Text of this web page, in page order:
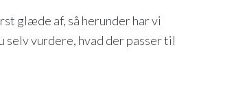
glæde af, så herunder har vi
selv vurdere, hvad der passer til